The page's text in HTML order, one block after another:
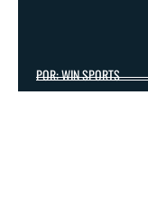
POR: WIN SPORTS